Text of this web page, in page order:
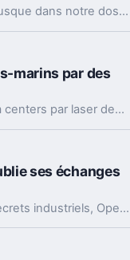
Razer pousse son écosystème Chroma jusque dans notre dos avec la Soma Chroma, une chaise gaming bardée de RGB et proposée à 529,99 euros. Spectaculaire dans un setup, confortable au quotidien, elle nous laisse pourtant un sentiment mitigé face à une ergonomie étonnamment peu personnalisable à ce niveau de prix.
marins par des
La jeune pousse EON veut relier des data centers par laser depuis l’orbite. Une idée très ambitieuse, portée par l’explosion des besoins en IA.
ses échanges
Accusé par Apple d’avoir récupéré des secrets industriels, OpenAI riposte avec des mails et des logs de chat. L’enjeu va bien au-delà du simple procès.